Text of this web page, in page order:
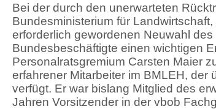
Bei der durch den unerwarteten
Bundesministerium für
erforderlich gewordenen Neuwahl
Bundesbeschäftigte einen wichtigen
Personalratsgremium Carsten Maier
erfahrener Mitarbeiter im BMLEH,
verfügt. Er war bislang Mitglied des
Jahren Vorsitzender in der vbob